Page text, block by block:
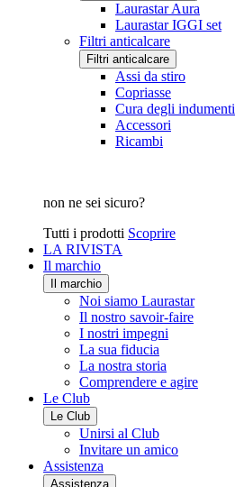
Laurastar Aura
Laurastar IGGI set
Filtri anticalcare
Filtri anticalcare
Assi da stiro
Copriasse
Cura degli indumenti
Accessori
Ricambi
non ne sei sicuro?
Tutti i prodotti Scoprire
LA RIVISTA
Il marchio
Il marchio
Noi siamo Laurastar
Il nostro savoir-faire
I nostri impegni
La sua fiducia
La nostra storia
Comprendere e agire
Le Club
Le Club
Unirsi al Club
Invitare un amico
Assistenza
Assistenza